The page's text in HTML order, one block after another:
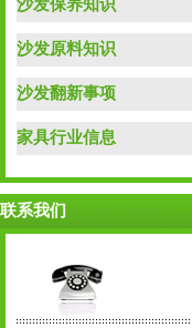
沙发保养知识
沙发原料知识
沙发翻新事项
家具行业信息
联系我们